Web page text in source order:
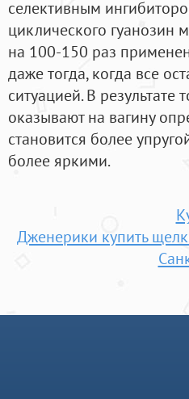
селективным
циклического гуанозин
на 100-150 раз
даже тогда, когда все
ситуацией. В
оказывают на вагину
становится более
более яркими.
Дженерики купить